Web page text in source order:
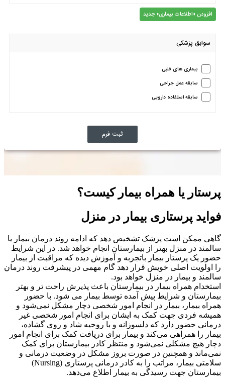
پرستار یا همراه بیمار کیست؟
فواید پرستاری بیمار در منزل
گاهی ممکن است پزشک تشخیص دهد که ادامه روند درمان بیمار یا
سالمند در منزل بهتر از بیمارستان انجام خواهد شد. در این شرایط
حضور یک پرستار بیمار باتجربه و آموزش دیده که مراقبت از بیمار
را اولویت اصلی خویش قرار دهد گام مهمی در پیشرفت روند درمان
سالمند و بیمار در منزل خواهد بود.
استخدام همراه بیمار در بیمارستان باعث پذیرش راحت تر و بهتر
بیمارستان و شرایط پیش آمده توسط بیمار می شود. با حضور
همراه بیمار، بیمار در انجام امور شخصی دچار مشکل نمی‌شود و
همیشه فردی جهت کمک به ایشان برای انجام امور شخصی غیر
درمانی حضور دارد که دلسوزانه و با روحیه شاد و روی گشاده،
بیمار را همراهی می‌کند و بیمار برای دریافت کمک برای انجام امور
دچار هیچ مشکلی نمی‌شود و منتظر کادر بیمارستان برای کمک
نمی‌ماند و همچنین در صورت بروز مشکل در وضعیت درمانی و
سلامتی بیمار، مراتب را به کادر درمانی پرستاری (Nursing)
بیمارستان جهت رسیدگی به بیمار اطلاع می‌دهد.